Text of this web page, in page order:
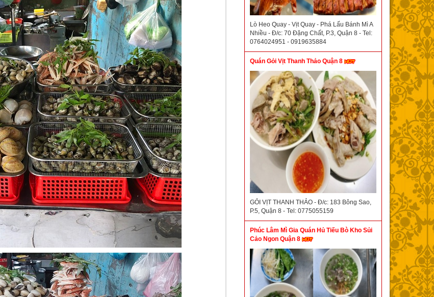
Lò Heo Quay - Vịt Quay - Phá Lấu Bánh Mì A
Nhiều - Đ/c: 70 Đặng Chất, P.3, Quận 8 - Tel:
0764024951 - 0919635884
Quán Gỏi Vịt Thanh Thảo Quận 8
GỎI VỊT THANH THẢO - Đ/c: 183 Bông Sao,
P.5, Quận 8 - Tel: 0775055159
Phúc Lâm Mì Gia Quán Hủ Tiếu Bò Kho Sủi
Cảo Ngon Quận 8